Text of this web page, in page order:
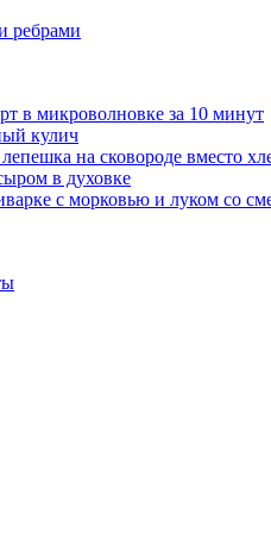
ребрами
в микроволновке за 10 минут
кулич
на сковороде вместо
в духовке
с морковью и луком со